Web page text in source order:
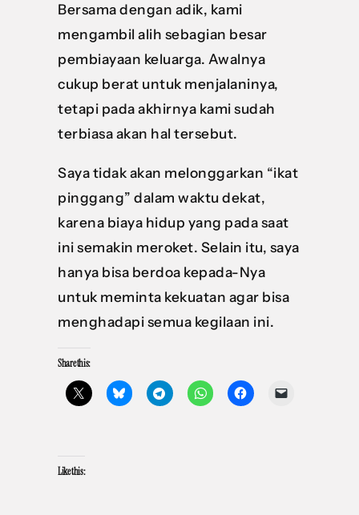
Bersama dengan adik, kami
mengambil alih sebagian besar
pembiayaan keluarga. Awalnya
cukup berat untuk menjalaninya,
tetapi pada akhirnya kami sudah
terbiasa akan hal tersebut.
Saya tidak akan melonggarkan “ikat
pinggang” dalam waktu dekat,
karena biaya hidup yang pada saat
ini semakin meroket. Selain itu, saya
hanya bisa berdoa kepada-Nya
untuk meminta kekuatan agar bisa
menghadapi semua kegilaan ini.
Share this:
Like this: